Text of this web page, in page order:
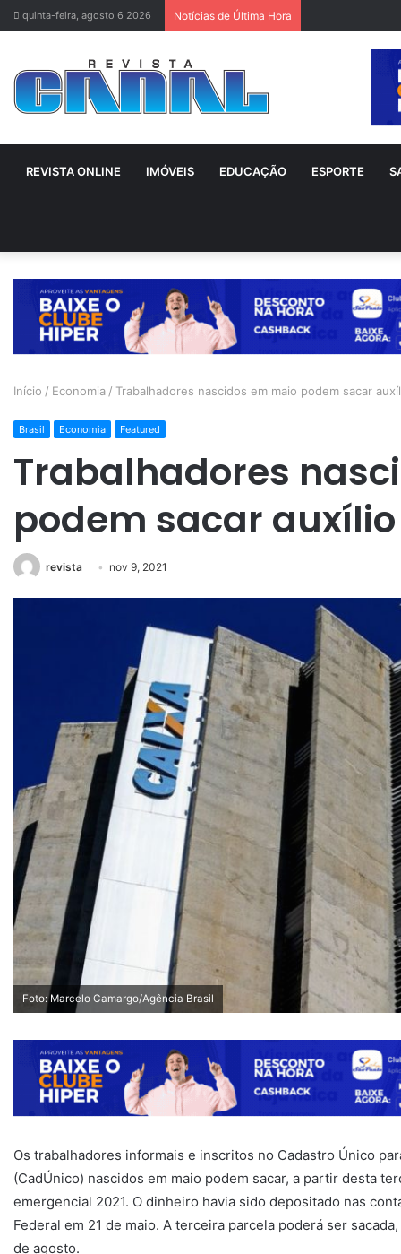
quinta-feira, agosto 6 2026 Notícias de Última Hora
REVISTA ONLINE IMÓVEIS EDUCAÇÃO ESPORTE
Início / Economia / Trabalhadores nascidos em maio podem sacar
Brasil Economia Featured
Trabalhadores
podem sacar
revista nov 9, 2021
Foto: Marcelo Camargo/Agência Brasil
Os trabalhadores informais e inscritos no Cadastro Único
(CadÚnico) nascidos em maio podem sacar, a partir desta
emergencial 2021. O dinheiro havia sido depositado nas
Federal em 21 de maio. A terceira parcela poderá ser
de agosto.